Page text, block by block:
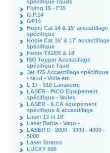
spécifique Tauds
Flying 15 - F15
G.P.14
GP14
Hobie Cat 14 & 15' accastillage
spécifique
Hobie Cat 16' & 17' accastillage
spécifique
Hobie TIGER & 18'
ISO Topper Accastillage
spécifique Taud
Jet 475 Accastillage spécifique
- taud - Voile etc
L 17 - 510 Lanaverre
LASER - PICO Equipement
spécifique - Voiles
LASER - ILCA équipement
spécifique & accastillage
Laser 13 et 16'
Laser Bahia - Vago -
LASER II - 2000 - 3000 - 4000 -
5000
Laser Stratos
LUCKY 500